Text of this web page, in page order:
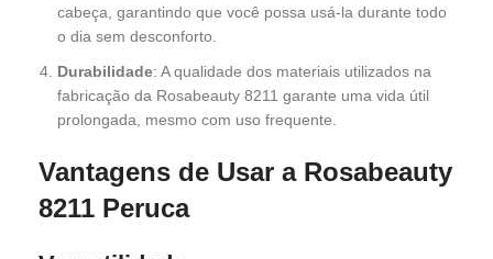
cabeça, garantindo que você possa usá-la durante todo
o dia sem desconforto.
Durabilidade: A qualidade dos materiais utilizados na
fabricação da Rosabeauty 8211 garante uma vida útil
prolongada, mesmo com uso frequente.
Vantagens de Usar a Rosabeauty
8211 Peruca